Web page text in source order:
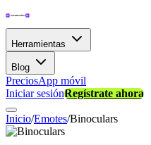
Herramientas
Blog
PreciosApp móvil
Iniciar sesiónRegístrate ahora
Inicio/Emotes/Binoculars